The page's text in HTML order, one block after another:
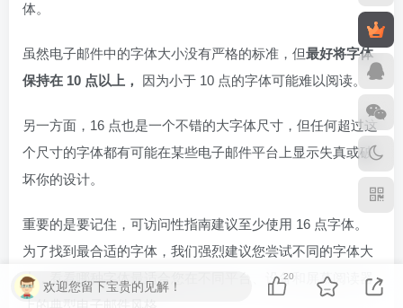
体。
虽然电子邮件中的字体大小没有严格的标准，但最好将字体
保持在 10 点以上， 因为小于 10 点的字体可能难以阅读。
另一方面，16 点也是一个不错的大字体尺寸，但任何超过这
个尺寸的字体都有可能在某些电子邮件平台上显示失真或破
坏你的设计。
重要的是要记住，可访问性指南建议至少使用 16 点字体。
为了找到最合适的字体，我们强烈建议您尝试不同的字体大
小，看看哪种字体最适合您在不同平台、设备和屏幕阅读器
欢迎您留下宝贵的见解！
20